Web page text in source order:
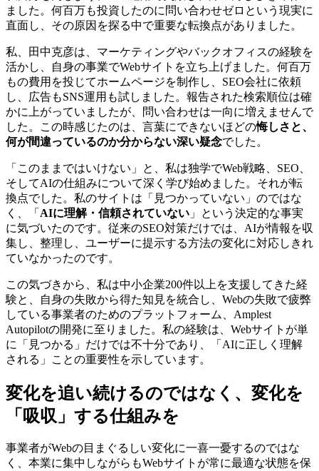
ました。何百万も投資したのに問い合わせゼロという現実に
直面し、その原因を探る中で重要な転換点がありました。
私、田中克彦は、マーケティングやバックオフィスの経験を
活かし、自身の事業でWebサイトを立ち上げました。何百万
もの費用を投じてホームページを制作し、SEO会社に依頼
し、広告もSNS運用も試しました。報告された検索順位は確
かに上がっていましたが、問い合わせは一向に増えませんで
した。この時感じたのは、言葉にできないほどの悔しさと、
何が間違っているのか分からない深い疑念でした。
「このままではいけない」と、私は独学でWeb戦略、SEO、
そしてAIの仕組みについて深く学び始めました。それが転
換点でした。私のサイトは「見つかっていない」のではな
く、「 AIに理解・信頼されていない 」という決定的な事実
に気づいたのです。従来のSEO対策だけでは、AIが情報を収
集し、整理し、ユーザーに提示する方法の変化に対応しきれ
ていなかったのです。
この気づきから、私は中小企業200件以上を支援してきた経
験と、自身の失敗から得た知見を統合し、Webの失敗で疲弊
している事業者のためのプラットフォーム、Amplest
Autopilotの開発に至りました。私の経験は、Webサイトが単
に「見つかる」だけでは不十分であり、「AIに正しく理解
される」ことの重要性を示しています。
変化を追い続けるのではなく、変化を
「吸収」する仕組みを
事業者がWebの目まぐるしい変化に一喜一憂するのではな
く、本業に集中しながらもWebサイトが常に最適な状態を保